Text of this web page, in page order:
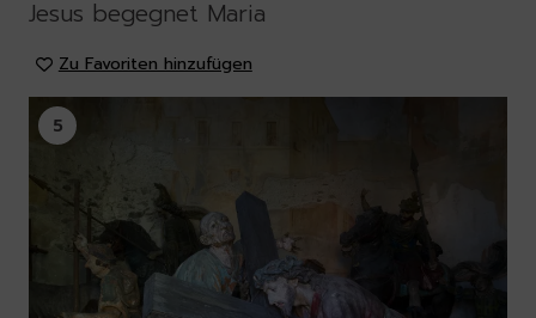
Jesus begegnet Maria
Zu Favoriten hinzufügen
5